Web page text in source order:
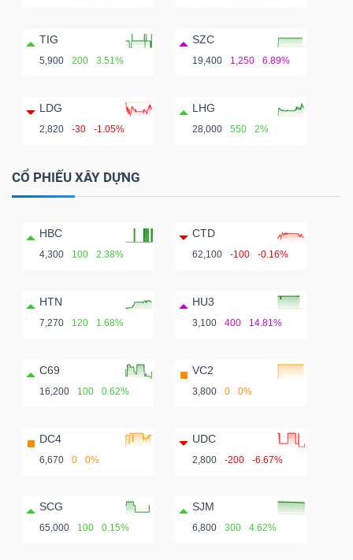
TIG
5,900 200 3.51%
SZC
19,400 1,250 6.89%
LDG
2,820 -30 -1.05%
LHG
28,000 550 2%
CỔ PHIẾU XÂY DỰNG
HBC
4,300 100 2.38%
CTD
62,100 -100 -0.16%
HTN
7,270 120 1.68%
HU3
3,100 400 14.81%
C69
16,200 100 0.62%
VC2
3,800 0 0%
DC4
6,670 0 0%
UDC
2,800 -200 -6.67%
SCG
65,000 100 0.15%
SJM
6,800 300 4.62%